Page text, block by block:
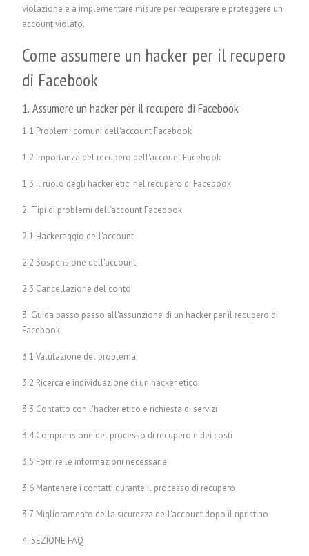
violazione e a implementare misure per recuperare e proteggere un
account violato.
Come assumere un hacker per il recupero
di Facebook
1. Assumere un hacker per il recupero di Facebook
1.1 Problemi comuni dell'account Facebook
1.2 Importanza del recupero dell'account Facebook
1.3 Il ruolo degli hacker etici nel recupero di Facebook
2. Tipi di problemi dell'account Facebook
2.1 Hackeraggio dell'account
2.2 Sospensione dell'account
2.3 Cancellazione del conto
3. Guida passo passo all'assunzione di un hacker per il recupero di
Facebook
3.1 Valutazione del problema
3.2 Ricerca e individuazione di un hacker etico
3.3 Contatto con l'hacker etico e richiesta di servizi
3.4 Comprensione del processo di recupero e dei costi
3.5 Fornire le informazioni necessarie
3.6 Mantenere i contatti durante il processo di recupero
3.7 Miglioramento della sicurezza dell'account dopo il ripristino
4. SEZIONE FAQ